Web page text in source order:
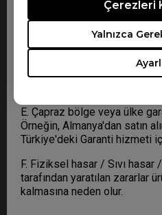
Yalnızca
Çerezleri
B. BenQ veya BenQ'ya ait
logoyu taşıyan; ve
C. BenQ'nun Yetkili Dağıtıcı
dağıtılan veya satılan; ve
E. Çapraz bölge veya ülke
Örneğin, Almanya'dan satın
Türkiye'deki Garanti hizmeti
F. Fiziksel hasar / Sıvı
tarafından yaratılan zararlar
kalmasına neden olur.